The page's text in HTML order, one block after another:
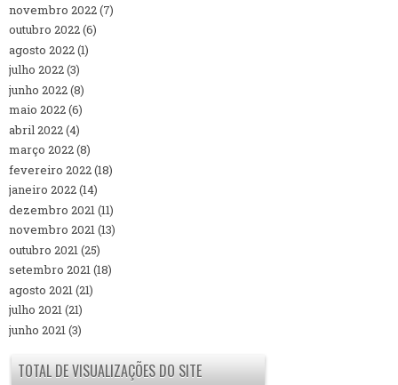
novembro 2022(7)
outubro 2022(6)
agosto 2022(1)
julho 2022(3)
junho 2022(8)
maio 2022(6)
abril 2022(4)
março 2022(8)
fevereiro 2022(18)
janeiro 2022(14)
dezembro 2021(11)
novembro 2021(13)
outubro 2021(25)
setembro 2021(18)
agosto 2021(21)
julho 2021(21)
junho 2021(3)
TOTAL DE VISUALIZAÇÕES DO SITE